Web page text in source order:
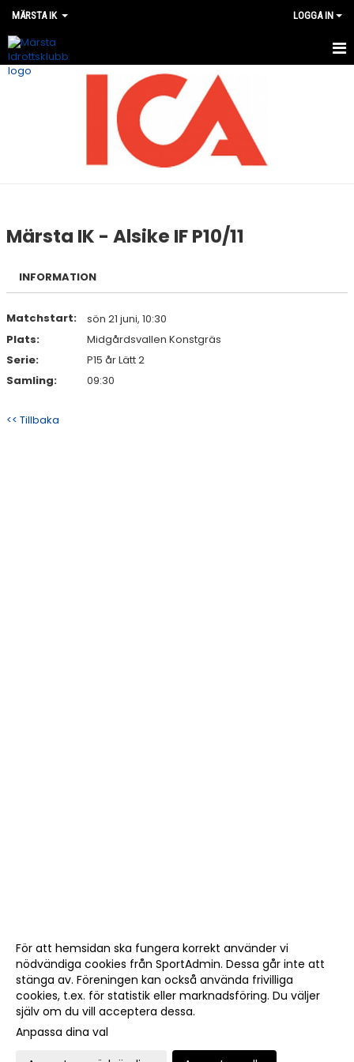
MÄRSTA IK LOGGA IN
VÅRA LAG
Märsta IK - Alsike IF P10/11
INFORMATION
Matchstart:
sön 21 juni, 10:30
Plats:
Midgårdsvallen Konstgräs
Serie:
P15 år Lätt 2
Samling:
09:30
<< Tillbaka
För att hemsidan ska fungera korrekt använder vi
nödvändiga cookies från SportAdmin. Dessa går inte att
stänga av. Föreningen kan också använda frivilliga
cookies, t.ex. för statistik eller marknadsföring. Du väljer
själv om du vill acceptera dessa.
Anpassa dina val